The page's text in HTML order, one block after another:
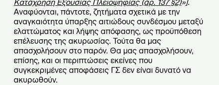
Κατάχρηση Εξουσίας Πλειοψηφίας (άρ. 137 §2)»].
Αναφύονται, πάντοτε, ζητήματα σχετικά με την
αναγκαιότητα ύπαρξης αιτιώδους συνδέσμου μεταξύ
ελαττώματος και λήψης απόφασης, ως προϋπόθεση
επέλευσης της ακυρωσίας. Τούτα θα μας
απασχολήσουν στο παρόν. Θα μας απασχολήσουν,
επίσης, και οι περιπτώσεις εκείνες που
συγκεκριμένες αποφάσεις ΓΣ δεν είναι δυνατό να
ακυρωθούν.